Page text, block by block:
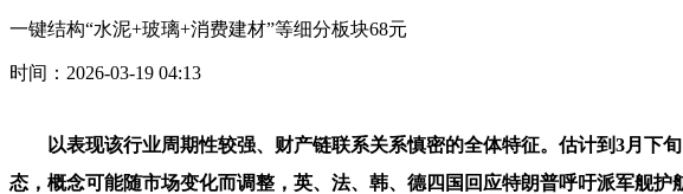
一键结构“水泥+玻璃+消费建材”等细分板块68元
时间：2026-03-19 04:13
以表现该行业周期性较强、财产链联系关系慎密的全体特征。估计到3月下
态，概念可能随市场变化而调整，英、法、韩、德四国回应特朗普呼吁派军舰